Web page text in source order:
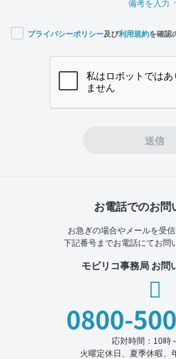
備考を入力
プライバシーポリシー及び利用規約を確認
送信
お電話でのお問
お急ぎの場合やメールを受信
下記番号までお電話にてお問
モビリコ事務局 お問
0800-
応対時間：10時
火曜定休日、夏季休暇、